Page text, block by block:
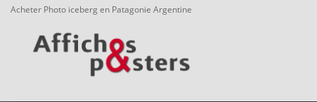
Acheter Photo iceberg en Patagonie Argentine